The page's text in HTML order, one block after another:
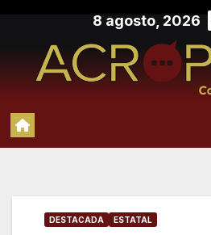
contenido
8 agosto, 2026
DESTACADA ESTATAL